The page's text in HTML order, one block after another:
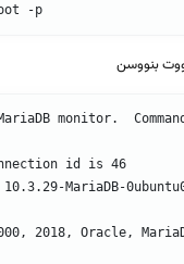
-p
بنووسن
monitor.
id is 46
MariaDB-
2018, Oracle,